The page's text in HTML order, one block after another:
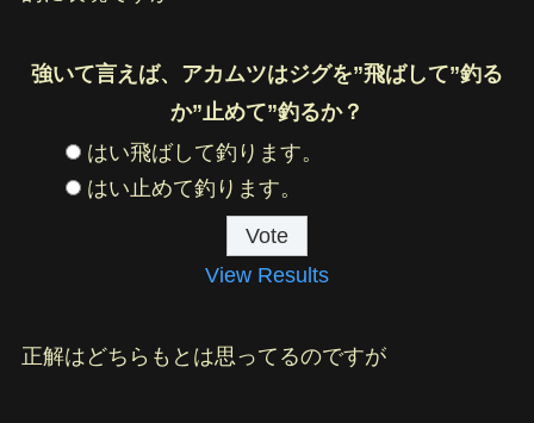
強いて言えば、アカムツはジグを”飛ばして”釣る
か”止めて”釣るか？
はい飛ばして釣ります。
はい止めて釣ります。
View Results
正解はどちらもとは思ってるのですが